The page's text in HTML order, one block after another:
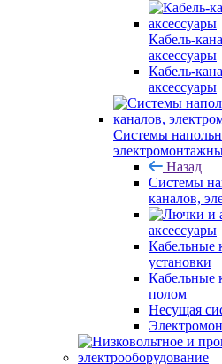
Кабель-
аксессуары
Кабель-
аксессуары
Системы
Назад
Системы
каналов,
аксессуары
Кабельные
установки
Кабельные
полом
Несущая